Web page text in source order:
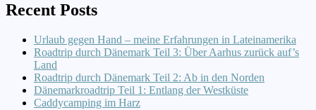
Recent Posts
Urlaub gegen Hand – meine Erfahrungen in Lateinamerika
Roadtrip durch Dänemark Teil 3: Über Aarhus zurück auf’s
Land
Roadtrip durch Dänemark Teil 2: Ab in den Norden
Dänemarkroadtrip Teil 1: Entlang der Westküste
Caddycamping im Harz